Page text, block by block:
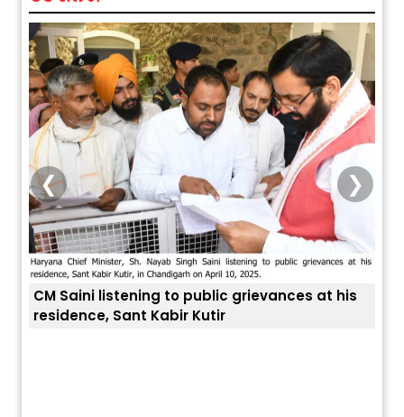
to public grievances at his
Kabir Kutir
❮ ❯